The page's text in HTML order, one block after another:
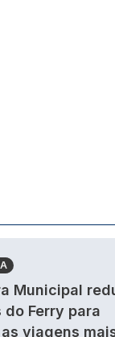
Municipal
Ferry para
viagens